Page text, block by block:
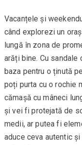
Vacanțele și
când explorezi un
lungă în zona de
arăți bine. Cu
baza pentru o ținută
poți purta cu o rochie
cămașă cu mâneci
și vei fi protejată de
medii, ar putea fi
aduce ceva autentic